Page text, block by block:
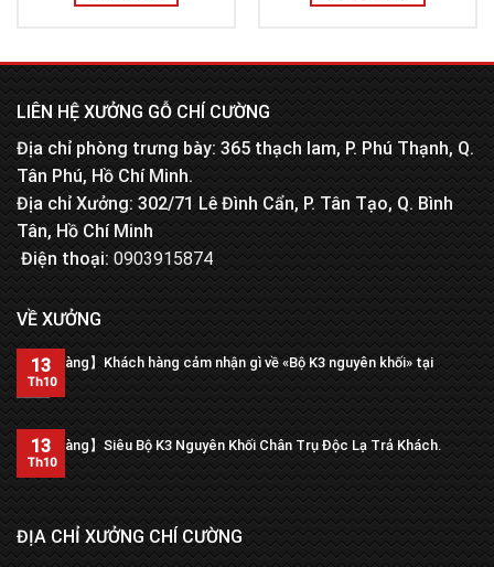
LIÊN HỆ XƯỞNG GỖ CHÍ CƯỜNG
Địa chỉ phòng trưng bày: 365 thạch lam, P. Phú Thạnh, Q.
Tân Phú, Hồ Chí Minh.
Địa chỉ Xưởng: 302/71 Lê Đình Cẩn, P. Tân Tạo, Q. Bình
Tân, Hồ Chí Minh
Điện thoại:0903915874
VỀ XƯỞNG
【Trả hàng】Khách hàng cảm nhận gì về «Bộ K3 nguyên khối» tại
xưởng?
13
Th10
【Trả hàng】Siêu Bộ K3 Nguyên Khối Chân Trụ Độc Lạ Trả Khách.
13
Th10
ĐỊA CHỈ XƯỞNG CHÍ CƯỜNG